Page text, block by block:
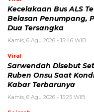
Kamis, 6 Agustus 2026 - 15:46
Kecelakaan Bus ALS
Polisi Tetapkan Dua